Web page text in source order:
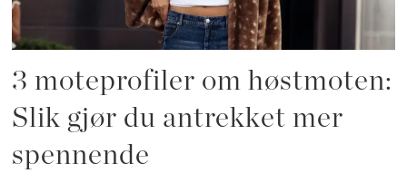
3 moteprofiler om høstmoten:
Slik gjør du antrekket mer
spennende